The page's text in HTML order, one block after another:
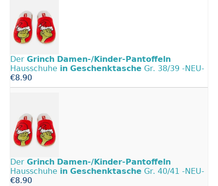
Der Grinch Damen-/Kinder-Pantoffeln
Hausschuhe in Geschenktasche Gr. 38/39 -NEU-
€8.90
Der Grinch Damen-/Kinder-Pantoffeln
Hausschuhe in Geschenktasche Gr. 40/41 -NEU-
€8.90